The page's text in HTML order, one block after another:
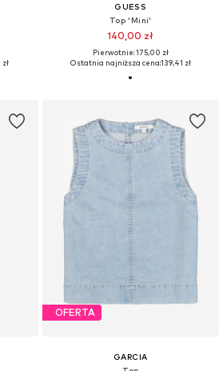
GUESS
Top 'Mini'
140,00 zł
Pierwotnie: 175,00 zł
Ostatnia najniższa cena:139,41 zł
OFERTA
GARCIA